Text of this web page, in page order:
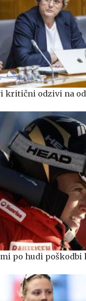
kritični odzivi na
po hudi poškodbi